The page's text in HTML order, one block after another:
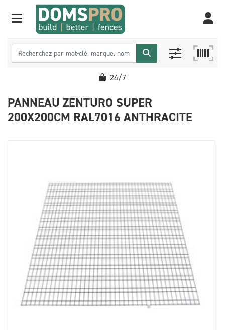
24/7
PANNEAU ZENTURO SUPER
200X200CM RAL7016 ANTHRACITE